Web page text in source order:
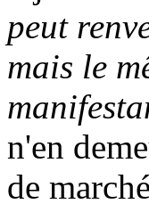
peut
mais le
n'en
de